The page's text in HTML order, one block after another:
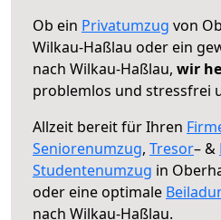
Ob ein Privatumzug von
Wilkau-Haßlau oder ein
nach Wilkau-Haßlau, wir
problemlos und stressfrei
Allzeit bereit für Ihren
Seniorenumzug, Tresor– &
Studentenumzug in
oder eine optimale
nach Wilkau-Haßlau.